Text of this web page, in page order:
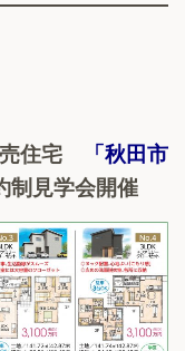
住宅
「秋田市
見学会開催